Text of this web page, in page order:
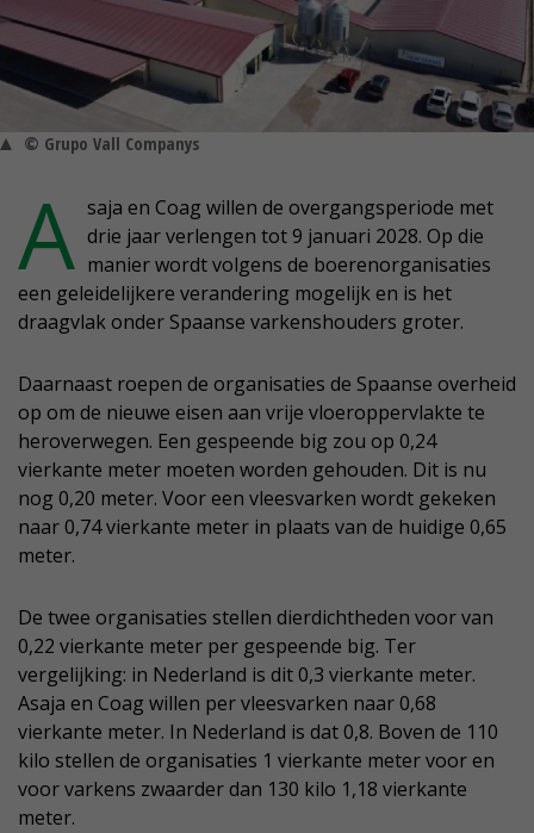
© Grupo Vall Companys
A saja en Coag willen de overgangsperiode met
drie jaar verlengen tot 9 januari 2028. Op die
manier wordt volgens de boerenorganisaties
een geleidelijkere verandering mogelijk en is het
draagvlak onder Spaanse varkenshouders groter.
Daarnaast roepen de organisaties de Spaanse overheid
op om de nieuwe eisen aan vrije vloeroppervlakte te
heroverwegen. Een gespeende big zou op 0,24
vierkante meter moeten worden gehouden. Dit is nu
nog 0,20 meter. Voor een vleesvarken wordt gekeken
naar 0,74 vierkante meter in plaats van de huidige 0,65
meter.
De twee organisaties stellen dierdichtheden voor van
0,22 vierkante meter per gespeende big. Ter
vergelijking: in Nederland is dit 0,3 vierkante meter.
Asaja en Coag willen per vleesvarken naar 0,68
vierkante meter. In Nederland is dat 0,8. Boven de 110
kilo stellen de organisaties 1 vierkante meter voor en
voor varkens zwaarder dan 130 kilo 1,18 vierkante
meter.